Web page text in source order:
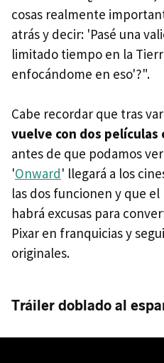
cosas realmente
atrás y decir: 'Pasé una
limitado tiempo en la
enfocándome en eso'?".
Cabe recordar que tras
vuelve con dos películas
antes de que podamos
'Onward' llegará a los
las dos funcionen y que
habrá excusas para
Pixar en franquicias y
originales.
Tráiler doblado al